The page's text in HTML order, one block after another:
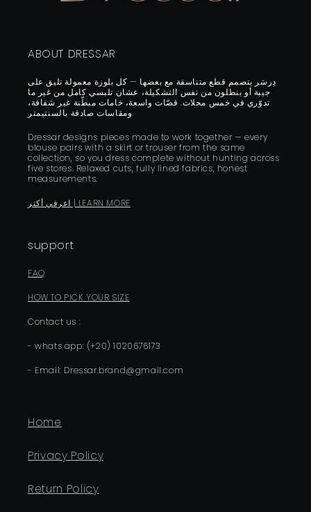
ABOUT DRESSAR
دِرسَر بتصمم قطع متناسقة مع بعضها — كل بلوزة معمولة تليق على
جيبة أو بنطلون من نفس التشكيلة، عشان تلبسي كامل من غير ما
تدوّري في خمس محلات. قصّات واسعة، خامات مبطّنة غير شفافة،
ومقاسات صادقة بالسنتيمتر.
Dressar designs pieces made to work together — every
blouse pairs with a skirt or trouser from the same
collection, so you dress complete without hunting across
five stores. Relaxed cuts, fully lined fabrics, honest
measurements.
اعرفي أكتر | LEARN MORE
support
FAQ
HOW TO PICK YOUR SIZE
Contact us :
- whats app: (+20) 1020676173
- Email: Dressar.brand@gmail.com
Home
Privacy Policy
Return Policy